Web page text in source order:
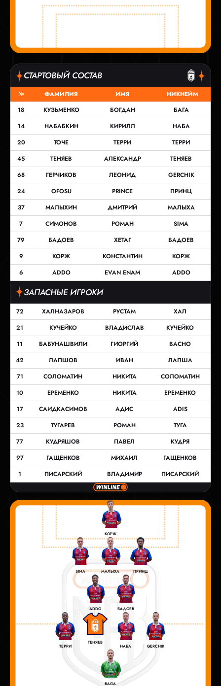
СТАРТОВЫЙ СОСТАВ
№ ФАМИЛИЯ ИМЯ
НИКНЕЙМ
18
КУЗЬМЕНКО БОГДАН
БАГА
14
НАБАБКИН КИРИЛЛ
НАБА
20
ТОЧЕ ТЕРРИ
ТЕРРИ
45
ТЕНЯЕВ АЛЕКСАНДР
ТЕНЯЕВ
68
ГЕРЧИКОВ ЛЕОНИД
GERCHIK
24
OFOSU PRINCE
ПРИНЦ
37
МАЛЫХИН ДМИТРИЙ
МАЛЫХА
7
СИМОНОВ РОМАН
SIMA
79
БАДОЕВ ХЕТАГ
БАДОЕВ
9
КОРЖ КОНСТАНТИН
КОРЖ
6
ADDO EVAN ENAM ADDO
ЗАПАСНЫЕ ИГРОКИ
72 ХАЛНАЗАРОВ РУСТАМ
ХАЛ
21
КУЧЕЙКО ВЛАДИСЛАВ
КУЧЕЙКО
11
БАБУНАШВИЛИ ГИОРГИЙ
BACHO
42
ЛАПШОВ ИВАН
ЛАПША
71
СОЛОМАТИН НИКИТА
СОЛОМАТИН
10
ЕРЕМЕНКО НИКИТА
ЕРЕМЕНКО
17
САИДКАСИМОВ АДИС
ADIS
23
ТУГАРЕВ РОМАН
ТУГА
77
КУДРЯШОВ ПАВЕЛ
КУДРЯ
97
ГАЩЕНКОВ МИХАИЛ
ГАЩЕНКОВ
1
ПИСАРСКИЙ ВЛАДИМИР ПИСАРСКИЙ
КОРЖ
SIMA МАЛЫХА ПРИНЦ
ADDO БАДОЕВ
ТЕРРИ
ТЕНЯЕВ
НАБА GERCHIK
BAGA